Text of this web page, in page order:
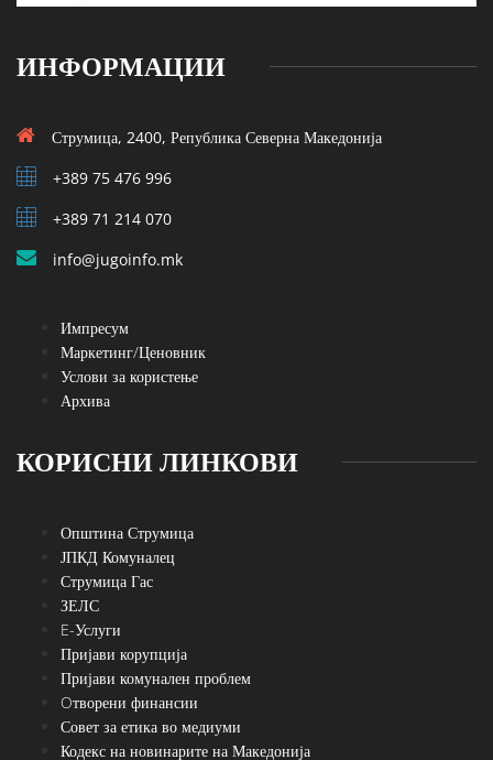
ИНФОРМАЦИИ
Струмица, 2400, Република Северна Македонија
+389 75 476 996
+389 71 214 070
info@jugoinfo.mk
Импресум
Маркетинг/Ценовник
Услови за користење
Архива
КОРИСНИ ЛИНКОВИ
Општина Струмица
ЈПКД Комуналец
Струмица Гас
ЗЕЛС
E-Услуги
Пријави корупција
Пријави комунален проблем
Oтворени финансии
Совет за етика во медиуми
Кодекс на новинарите на Македонија